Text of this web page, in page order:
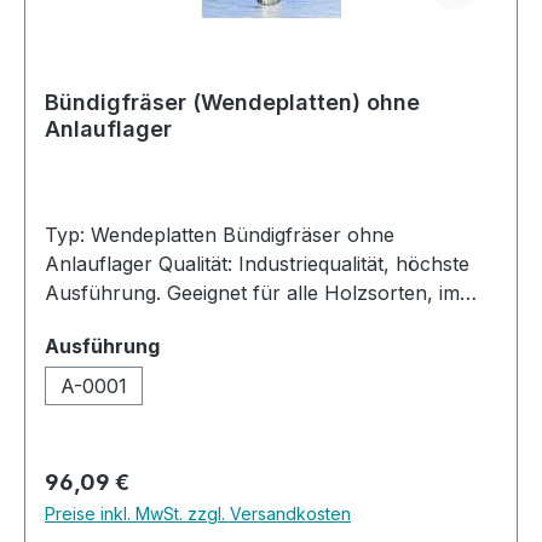
Bündigfräser (Wendeplatten) ohne
Anlauflager
Typ: Wendeplatten Bündigfräser ohne
Anlauflager Qualität: Industriequalität, höchste
Ausführung. Geeignet für alle Holzsorten, im
auch in Kunststoffe und belegte Materialien.
Ausführung: Bündigfräser mit Wendeplatten
ohne Anlauflager für beschichtete Platten,
Industrielle Nutzung. Höchste Standzeit. Artikel
Durchmesser durchmesser A° Länge 1 Länge 2
Ausführungauswählen
A-0001
Regulärer Preis:
96,09 €
Preise inkl. MwSt. zzgl. Versandkosten